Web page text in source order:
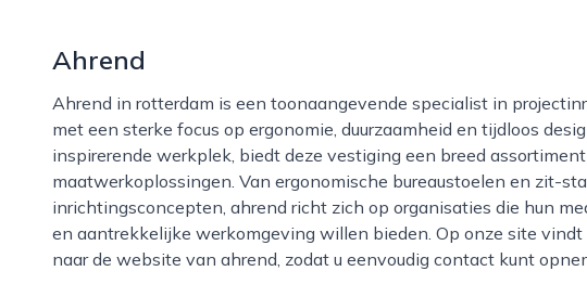
Ahrend
Ahrend in rotterdam is een toonaangevende specialist in projectinrichting en kantooromgevingen,
met een sterke focus op ergonomie, duurzaamheid en tijdloos
inspirerende werkplek, biedt deze vestiging een breed
maatwerkoplossingen. Van ergonomische bureaustoelen en zit-
inrichtingsconcepten, ahrend richt zich op organisaties die hun
en aantrekkelijke werkomgeving willen bieden. Op onze site vindt
naar de website van ahrend, zodat u eenvoudig contact kunt